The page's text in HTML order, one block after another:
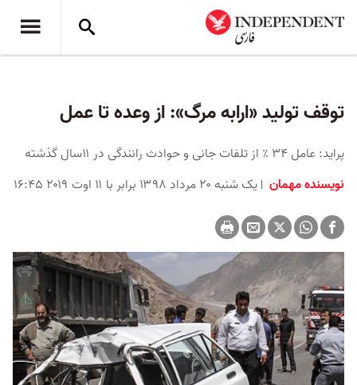
توقف تولید «ارابه مرگ»: از وعده تا عمل
پراید: عامل ۳۴ ٪ از تلفات جانی و حوادث رانندگی در ۱۱سال گذشته
نویسنده مهمان یک شنبه ۲۰ مرداد ۱۳۹۸ برابر با ۱۱ اوت ۲۰۱۹ ۱۶:۴۵